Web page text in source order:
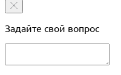
Задайте свой вопрос